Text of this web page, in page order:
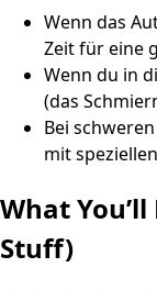
Wenn das
Zeit für eine
Wenn du in
(das
Bei
mit
What
Stuff)